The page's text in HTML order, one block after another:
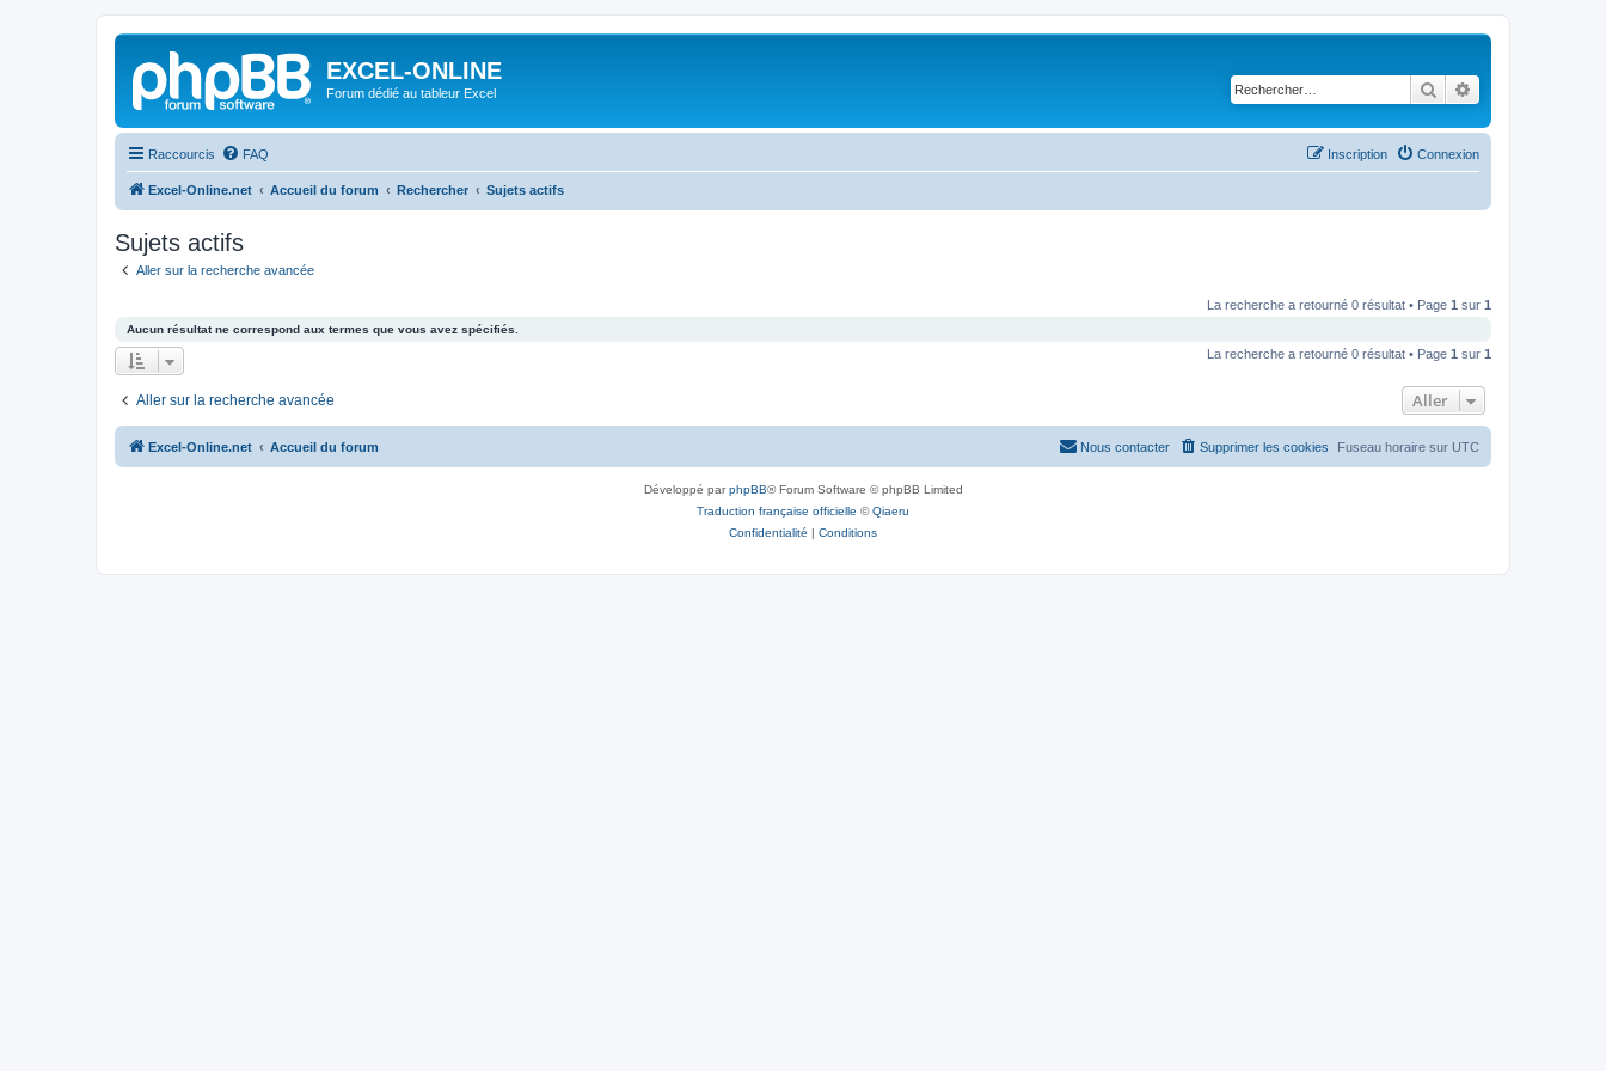
EXCEL-ONLINE
Forum dédié au tableur Excel Rechercher
Raccourcis FAQ Connexion
Inscription
Excel-Online.net Accueil du forum Rechercher Sujets actifs
Sujets actifs
Aller sur la recherche avancée
La recherche a retourné 0 résultat • Page 1 sur 1
Aucun résultat ne correspond aux termes que vous avez spécifiés.
La recherche a retourné 0 résultat • Page 1 sur 1
Aller sur la recherche avancée Aller
Excel-Online.net Accueil du forum Fuseau horaire sur UTC
Supprimer les cookies
Nous contacter
Développé parphpBB® Forum Software © phpBB Limited
Traduction française officielle ©Qiaeru
Confidentialité | Conditions